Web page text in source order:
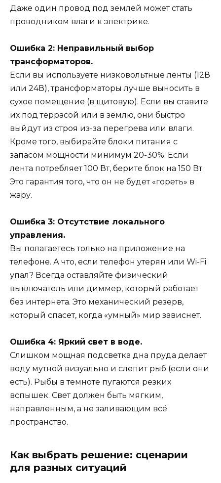
Даже один провод под землей может стать
проводником влаги к электрике.
Ошибка 2: Неправильный выбор
трансформаторов.
Если вы используете низковольтные ленты (12В
или 24В), трансформаторы лучше выносить в
сухое помещение (в щитовую). Если вы ставите
их под террасой или в землю, они быстро
выйдут из строя из-за перегрева или влаги.
Кроме того, выбирайте блоки питания с
запасом мощности минимум 20-30%. Если
лента потребляет 100 Вт, берите блок на 150 Вт.
Это гарантия того, что он не будет «гореть» в
жару.
Ошибка 3: Отсутствие локального
управления.
Вы полагаетесь только на приложение на
телефоне. А что, если телефон утерян или Wi-Fi
упал? Всегда оставляйте физический
выключатель или диммер, который работает
без интернета. Это механический резерв,
который спасет, когда «умный» мир зависнет.
Ошибка 4: Яркий свет в воде.
Слишком мощная подсветка дна пруда делает
воду мутной визуально и слепит рыб (если они
есть). Рыбы в темноте пугаются резких
вспышек. Свет должен быть мягким,
направленным, а не заливающим всё
пространство.
Как выбрать решение: сценарии
для разных ситуаций